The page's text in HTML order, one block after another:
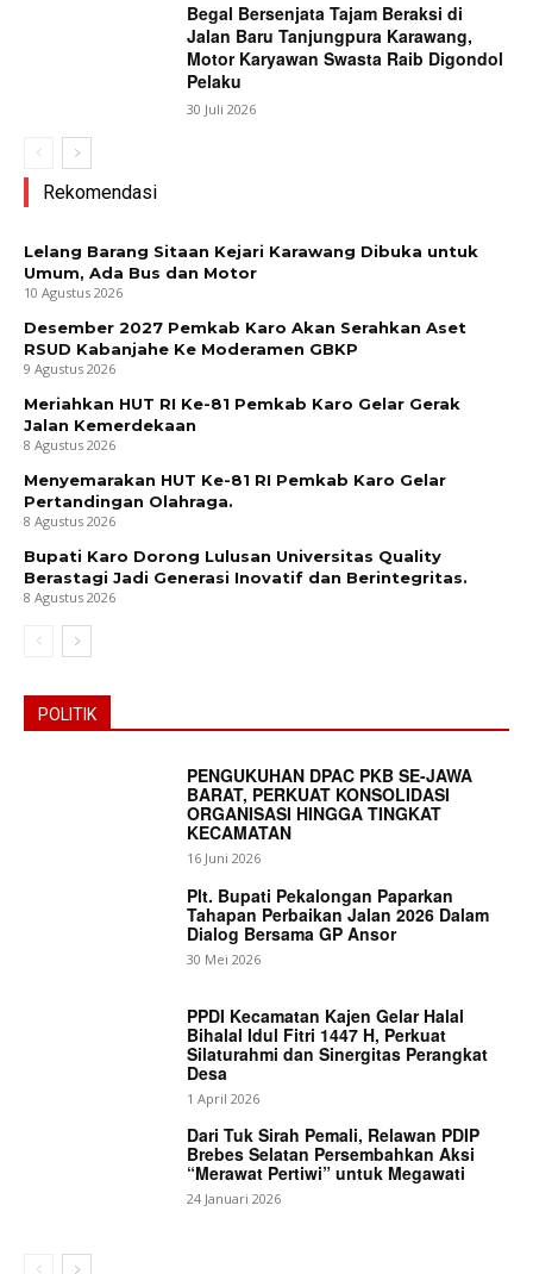
News Week
Magazine PRO
Begal Bersenjata Tajam Beraksi di
Jalan Baru Tanjungpura Karawang,
Motor Karyawan Swasta Raib Digondol
Pelaku
30 Juli 2026
Rekomendasi
Lelang Barang Sitaan Kejari Karawang Dibuka untuk
Umum, Ada Bus dan Motor
10 Agustus 2026
Desember 2027 Pemkab Karo Akan Serahkan Aset
RSUD Kabanjahe Ke Moderamen GBKP
9 Agustus 2026
Meriahkan HUT RI Ke-81 Pemkab Karo Gelar Gerak
Jalan Kemerdekaan
8 Agustus 2026
Menyemarakan HUT Ke-81 RI Pemkab Karo Gelar
Pertandingan Olahraga.
8 Agustus 2026
Bupati Karo Dorong Lulusan Universitas Quality
Berastagi Jadi Generasi Inovatif dan Berintegritas.
8 Agustus 2026
POLITIK
PENGUKUHAN DPAC PKB SE-JAWA
BARAT, PERKUAT KONSOLIDASI
ORGANISASI HINGGA TINGKAT
KECAMATAN
16 Juni 2026
Plt. Bupati Pekalongan Paparkan
Tahapan Perbaikan Jalan 2026 Dalam
Dialog Bersama GP Ansor
30 Mei 2026
PPDI Kecamatan Kajen Gelar Halal
Bihalal Idul Fitri 1447 H, Perkuat
Silaturahmi dan Sinergitas Perangkat
Desa
1 April 2026
Dari Tuk Sirah Pemali, Relawan PDIP
Brebes Selatan Persembahkan Aksi
“Merawat Pertiwi” untuk Megawati
24 Januari 2026